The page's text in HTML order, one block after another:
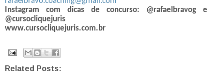
Instagram com dicas de concurso: @rafaelbravog e
@cursocliquejuris
www.cursocliquejuris.com.br
Related Posts: